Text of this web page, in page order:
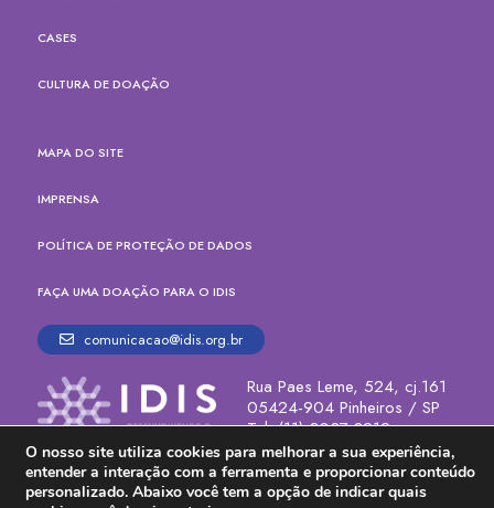
CASES
CULTURA DE DOAÇÃO
MAPA DO SITE
IMPRENSA
POLÍTICA DE PROTEÇÃO DE DADOS
FAÇA UMA DOAÇÃO PARA O IDIS
comunicacao@idis.org.br
Rua Paes Leme, 524, cj.161
05424-904 Pinheiros / SP
Tel. (11) 3037-8212
O nosso site utiliza cookies para melhorar a sua experiência,
entender a interação com a ferramenta e proporcionar conteúdo
personalizado. Abaixo você tem a opção de indicar quais
Error: The domain HMG.IDIS.ORG.BR is not authorized to show the